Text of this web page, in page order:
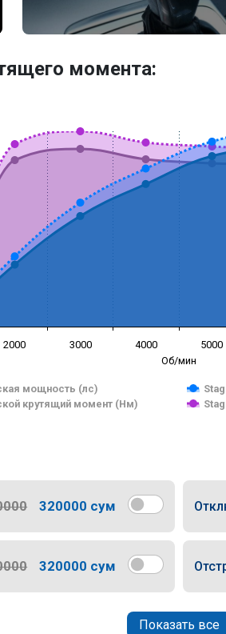
момента:
Об/мин
мощность (лс)
крутящий момент (Нм)
2000 3000 4000 5000
320000 сум
320000 сум
Показать все